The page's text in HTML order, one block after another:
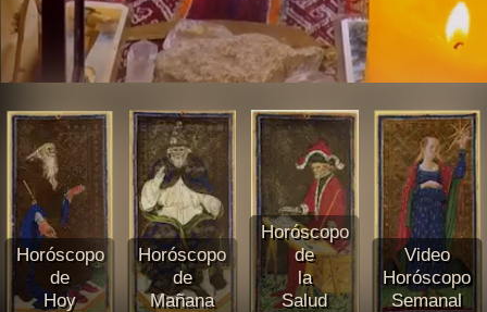
Horóscopo
de
Hoy
Horóscopo
de
Mañana
Horóscopo
de
la
Salud
Video
Horóscopo
Semanal